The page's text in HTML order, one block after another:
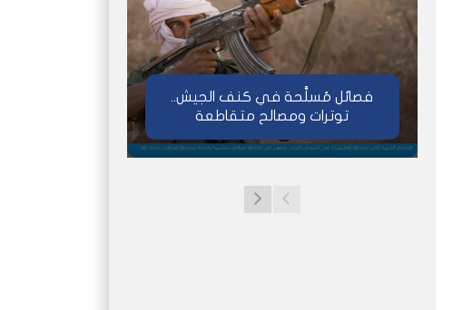
فصائل مُسلَّحة في كنف الجيش..
توترات ومصالح متقاطعة